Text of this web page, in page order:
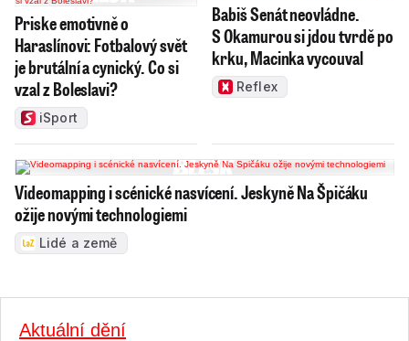
Priske emotivně o
Haraslínovi: Fotbalový svět
je brutální a cynický. Co si
vzal z Boleslavi?
iSport
Babiš Senát neovládne.
S Okamurou si jdou tvrdě po
krku, Macinka vycouval
Reflex
Videomapping i scénické nasvícení. Jeskyně Na Špičáku
ožije novými technologiemi
Lidé a země
Aktuální dění